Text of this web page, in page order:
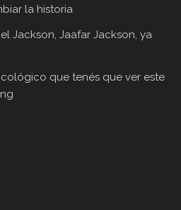
la historia
Jackson, Jaafar Jackson, ya
que tenés que ver este